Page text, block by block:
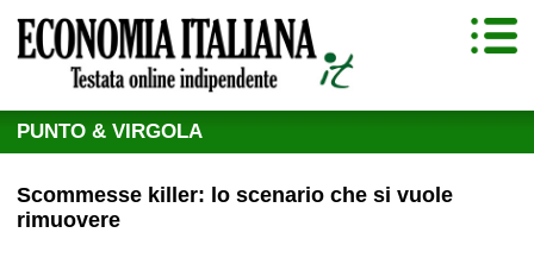
PUNTO & VIRGOLA
Scommesse killer: lo scenario che si vuole
rimuovere